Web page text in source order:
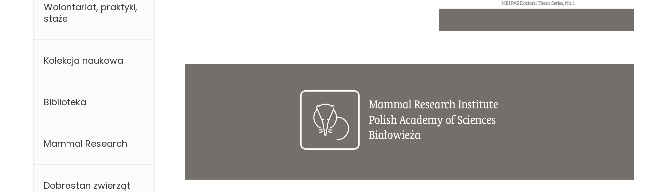
Wolontariat, praktyki,
staże
Kolekcja naukowa
Biblioteka
Mammal Research
Dobrostan zwierząt